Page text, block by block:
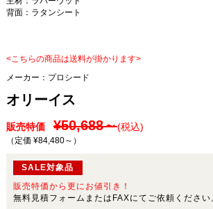
背面：ラタンシート
<こちらの商品は送料が掛かります>
メーカー： プロシード
オリーイス
販売特価 ¥50,688～(税込)
（定価 ¥84,480～ ）
SALE対象品
販売特価から更にお値引き！
無料見積フォームまたはFAXにてご依頼ください